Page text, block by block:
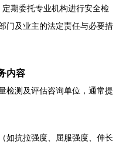
期委托专业机构进行安全检
门及业主的法定责任与必要措
内容
检测及评估咨询单位，通常提
如抗拉强度、屈服强度、伸长